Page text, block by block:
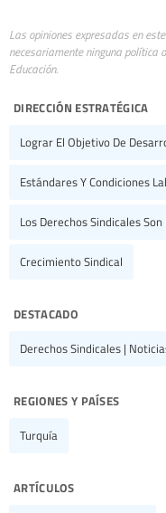
Las opiniones expresadas en
necesariamente ninguna política
Educación.
dirección estratégica
Lograr El Objetivo De
Estándares Y Condiciones
Los Derechos Sindicales
Crecimiento Sindical
destacado
Derechos Sindicales |
regiones y países
Turquía
artículos